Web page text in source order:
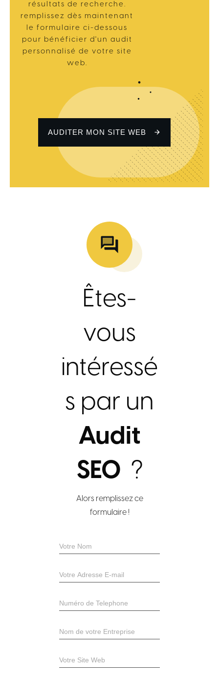
résultats de recherche.
remplissez dès maintenant
le formulaire ci-dessous
pour bénéficier d'un audit
personnalisé de votre site
web.
AUDITER MON SITE WEB
Êtes-
vous
intéressé
s par un
Audit
SEO ?
Alors remplissez ce
formulaire !